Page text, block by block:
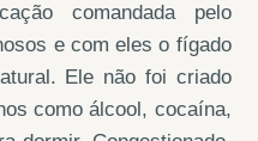
comandada pelo
e com eles o fígado
Ele não foi criado
como álcool, cocaína,